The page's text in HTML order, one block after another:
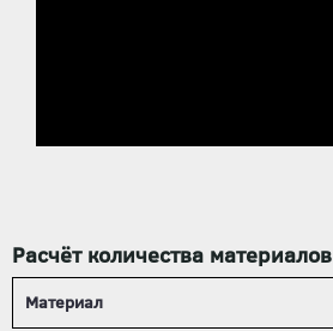
Расчёт количества материалов
Материал